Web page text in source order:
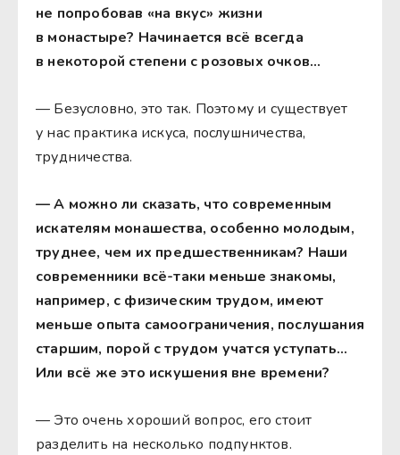
не попробовав «на вкус» жизни
в монастыре? Начинается всё всегда
в некоторой степени с розовых очков…
— Безусловно, это так. Поэтому и существует
у нас практика искуса, послушничества,
трудничества.
— А можно ли сказать, что современным
искателям монашества, особенно молодым,
труднее, чем их предшественникам? Наши
современники всё-таки меньше знакомы,
например, с физическим трудом, имеют
меньше опыта самоограничения, послушания
старшим, порой с трудом учатся уступать…
Или всё же это искушения вне времени?
— Это очень хороший вопрос, его стоит
разделить на несколько подпунктов.